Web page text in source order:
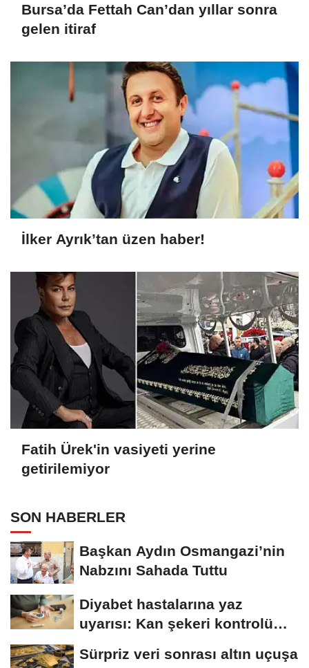
Bursa’da Fettah Can’dan yıllar sonra
gelen itiraf
İlker Ayrık’tan üzen haber!
Fatih Ürek'in vasiyeti yerine
getirilemiyor
SON HABERLER
Başkan Aydın Osmangazi’nin
Nabzını Sahada Tuttu
Diyabet hastalarına yaz
uyarısı: Kan şekeri kontrolü
Sürpriz veri sonrası altın uçuşa